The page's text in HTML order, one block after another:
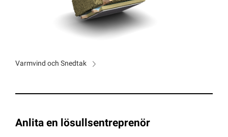
Varmvind och Snedtak
Anlita en lösullsentreprenör